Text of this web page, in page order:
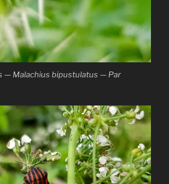
— Malachius bipustulatus — Par